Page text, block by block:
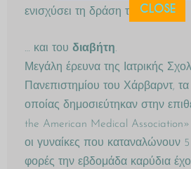
ενισχύσει τη δράση τους.
… και του διαβήτη.
Μεγάλη έρευνα της Ιατρικής
Πανεπιστημίου του Χάρβαρντ,
οποίας δημοσιεύτηκαν στην
the American Medical Association»
οι γυναίκες που καταναλώνουν
φορές την εβδομάδα καρύδια
CLOSE